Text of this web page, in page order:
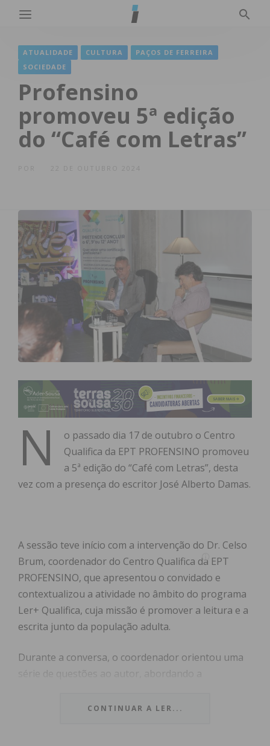
ATUALIDADE CULTURA
PAÇOS DE FERREIRA
SOCIEDADE
Profensino
promoveu 5ª edição
do “Café com Letras”
22 DE OUTUBRO 2024
N
o passado dia 17 de outubro o Centro
Qualifica da EPT PROFENSINO promoveu
a 5ª edição do “Café com Letras”, desta
vez com a presença do escritor José Alberto Damas.
A sessão teve início com a intervenção do Dr. Celso
Brum, coordenador do Centro Qualifica da EPT
PROFENSINO, que apresentou o convidado e
contextualizou a atividade no âmbito do programa
Ler+ Qualifica, cuja missão é promover a leitura e a
escrita junto da população adulta.
Durante a conversa, o coordenador orientou uma
série de questões ao autor, abordando a
ferramentas fundamentais de crescimento pessoal
CONTINUAR A LER...